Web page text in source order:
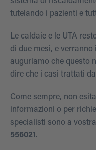
tutelando i pazienti e
Le caldaie e le UTA
di due mesi, e
auguriamo che questo
dire che i casi trattati
Come sempre, non
informazioni o per
specialisti sono a
556021.